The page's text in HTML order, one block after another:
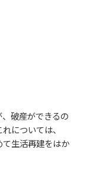
、破産ができるの
については、
て生活再建をはか